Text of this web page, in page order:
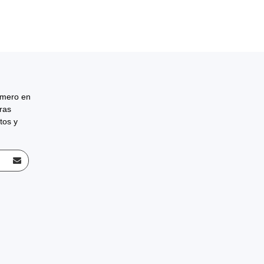
en
y